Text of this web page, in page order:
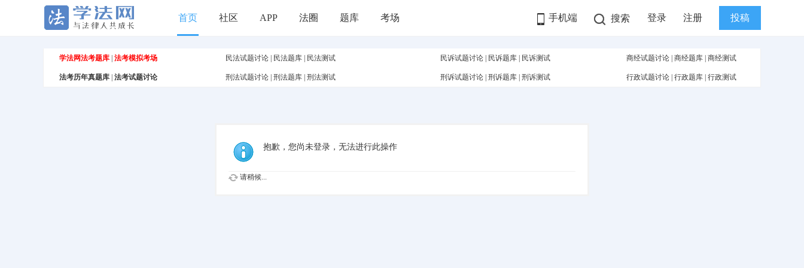
首页 社区 APP 法圈 题库 考场 手机端 搜索 登录 注册 投稿
学法网法考题库 法考模拟考场 民法试题讨论| 民法题库| 民法测试 民诉试题讨论| 民诉题库| 民诉测试 商经试题讨论 商经题库 商经测试
法考历年真题库 法考试题讨论 刑法试题讨论| 刑法题库| 刑法测试 刑诉试题讨论| 刑诉题库| 刑诉测试 行政试题讨论 行政题库 行政测试
抱歉，您尚未登录，无法进行此操作
请稍候...